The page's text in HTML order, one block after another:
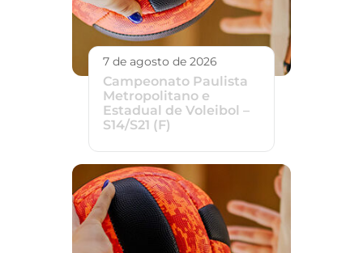
7 de agosto de 2026
Campeonato Paulista
Metropolitano e
Estadual de Voleibol –
S14/S21 (F)